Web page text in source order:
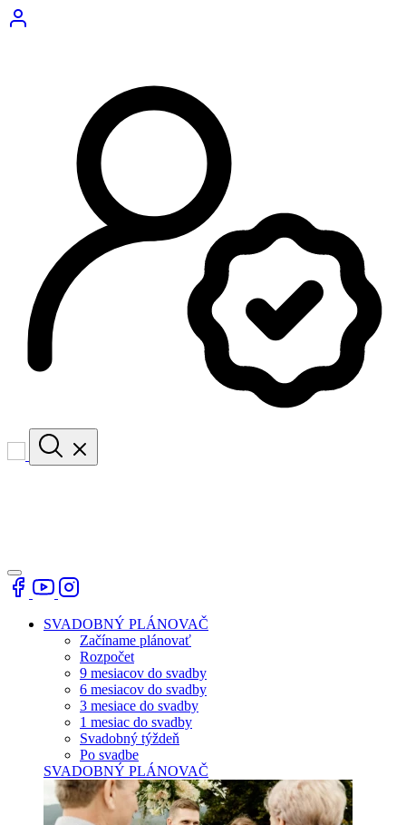
SVADOBNÝ PLÁNOVAČ
Začíname plánovať
Rozpočet
9 mesiacov do svadby
6 mesiacov do svadby
3 mesiace do svadby
1 mesiac do svadby
Svadobný týždeň
Po svadbe
SVADOBNÝ PLÁNOVAČ